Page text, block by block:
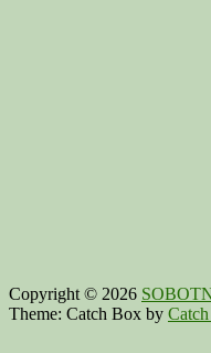
Copyright © 2026
Theme: Catch Box by